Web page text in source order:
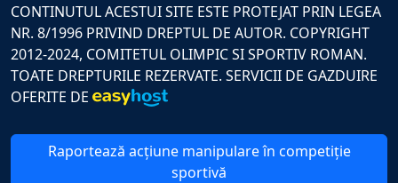
CONTINUTUL ACESTUI SITE ESTE PROTEJAT PRIN LEGEA
NR. 8/1996 PRIVIND DREPTUL DE AUTOR. COPYRIGHT
2012-2024, COMITETUL OLIMPIC SI SPORTIV ROMAN.
TOATE DREPTURILE REZERVATE. SERVICII DE GAZDUIRE
OFERITE DE
Raportează acțiune manipulare în competiție
sportivă